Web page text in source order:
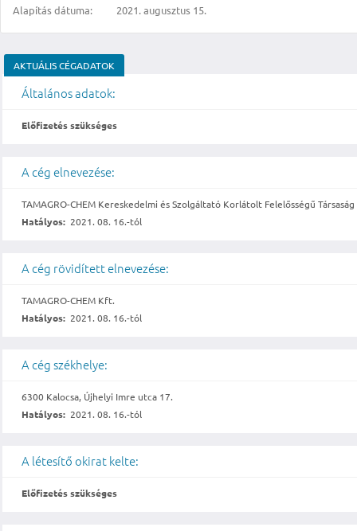
Alapítás dátuma:
2021. augusztus 15.
AKTUÁLIS CÉGADATOK
Általános adatok:
Előfizetés szükséges
A cég elnevezése:
TAMAGRO-CHEM Kereskedelmi és Szolgáltató Korlátolt Felelősségű Társaság
Hatályos: 2021. 08. 16.-tól
A cég rövidített elnevezése:
TAMAGRO-CHEM Kft.
Hatályos: 2021. 08. 16.-tól
A cég székhelye:
6300 Kalocsa, Újhelyi Imre utca 17.
Hatályos: 2021. 08. 16.-tól
A létesítő okirat kelte:
Előfizetés szükséges